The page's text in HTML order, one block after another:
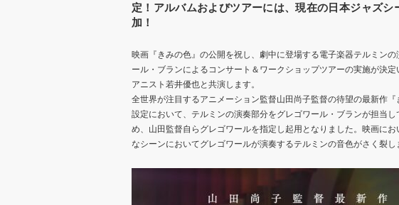
定！アルバムおよびツアーには、現在の日本ジャズ
加！
映画『きみの色』の公開を祝し、劇中に登場する電子楽器テルミン
ール・ブランによるコンサート＆ワークショップツアーの実施が決
アニスト若井優也と共演します。
全世界が注目するアニメーション監督山田尚子監督の待望の最新作
設定において、テルミンの演奏部分をグレゴワール・ブランが担当
め、山田監督自らグレゴワールを指定し起用となりました。映画に
なシーンにおいてグレゴワールが演奏するテルミンの音色がさく裂し